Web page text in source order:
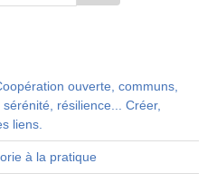
ouverte, communs,
résilience... Créer,
liens.
à la pratique